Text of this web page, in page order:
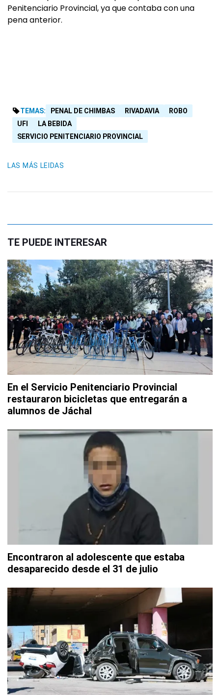
Penitenciario Provincial, ya que contaba con una
pena anterior.
TEMAS: PENAL DE CHIMBAS RIVADAVIA
ROBO
UFI
LA BEBIDA
SERVICIO PENITENCIARIO PROVINCIAL
LAS MÁS LEIDAS
TE PUEDE INTERESAR
En el Servicio Penitenciario Provincial
restauraron bicicletas que entregarán a
alumnos de Jáchal
Encontraron al adolescente que estaba
desaparecido desde el 31 de julio